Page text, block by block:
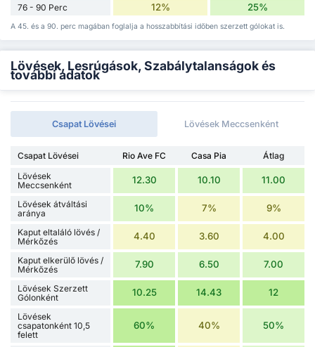
76 - 90 Perc 12% 25%
A 45. és a 90. perc magában foglalja a hosszabbítási időben szerzett gólokat is.
Lövések, Lesrúgások, Szabálytalanságok és
további adatok
Csapat Lövései Lövések Meccsenként
Csapat Lövései Rio Ave FC Casa Pia
Átlag
Lövések
Meccsenként
12.30 10.10 11.00
Lövések átváltási
aránya
10% 7% 9%
Kaput eltaláló lövés /
Mérkőzés
4.40 3.60 4.00
Kaput elkerülő lövés /
Mérkőzés
7.90 6.50 7.00
Lövések Szerzett
Gólonként
10.25 14.43 12
Lövések
csapatonként 10,5
felett
60% 40% 50%